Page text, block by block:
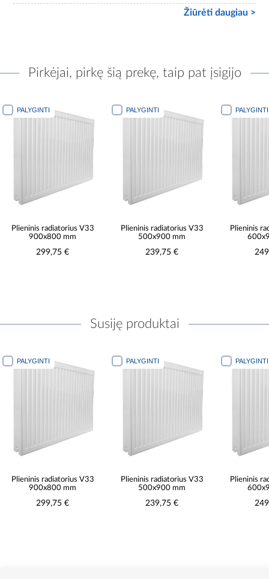
Žiūrėti daugiau >
Pirkėjai, pirkę šią prekę, taip pat įsigijo
PALYGINTI
Plieninis radiatorius V33
900x800 mm
299,75 €
PALYGINTI
Plieninis radiatorius V33
500x900 mm
239,75 €
PALYGINTI
Plieninis
Susiję produktai
PALYGINTI
Plieninis radiatorius V33
900x800 mm
299,75 €
PALYGINTI
Plieninis radiatorius V33
500x900 mm
239,75 €
PALYGINTI
Plieninis